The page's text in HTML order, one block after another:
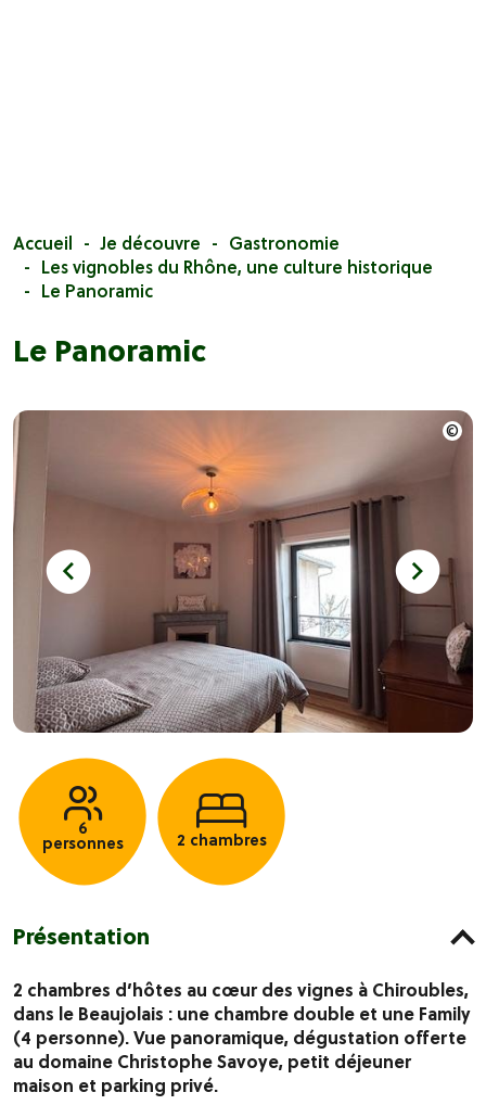
Accueil Je découvre
Gastronomie
Les vignobles du Rhône, une culture historique
Le Panoramic
Le Panoramic
6
personnes 2 chambres
Présentation
2 chambres d’hôtes au cœur des vignes à Chiroubles,
dans le Beaujolais : une chambre double et une Family
(4 personne). Vue panoramique, dégustation offerte
au domaine Christophe Savoye, petit déjeuner
maison et parking privé.